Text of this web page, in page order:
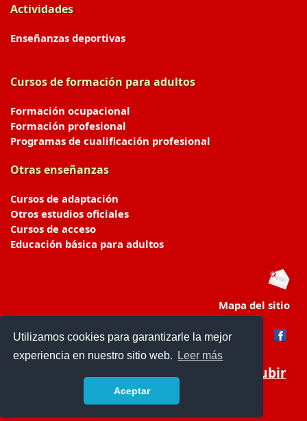
Utilizamos cookies para garantizarle la mejor
experiencia en nuestro sitio web.
Leer más
Aceptar
Actividades
Enseñanzas deportivas
Cursos de formación para adultos
Formación ocupacional
Formación profesional
Programas de cualificación profesional
Otras enseñanzas
Cursos de adaptación
Otros estudios oficiales
Cursos de acceso
Educación básica para adultos
Mapa del sitio
Subir